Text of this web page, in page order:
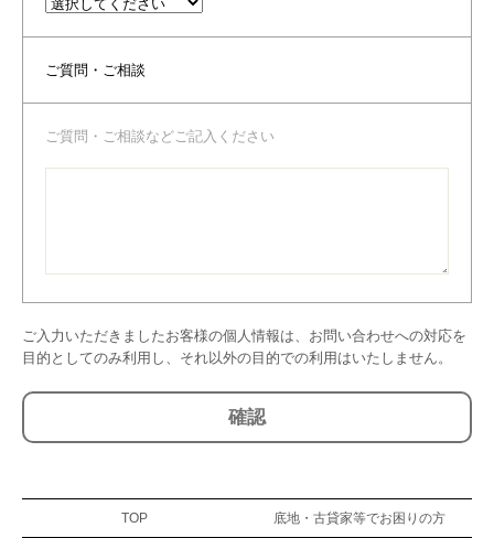
ご質問・ご相談
ご質問・ご相談などご記入ください
ご入力いただきましたお客様の個人情報は、お問い合わせへの対応を
目的としてのみ利用し、それ以外の目的での利用はいたしません。
TOP 底地・古貸家等でお困りの方